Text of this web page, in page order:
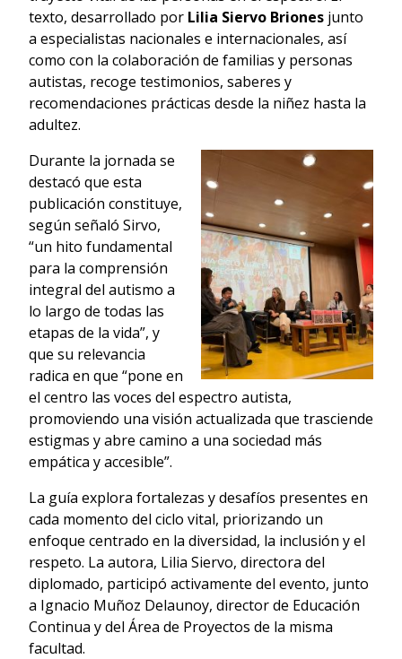
texto, desarrollado por Lilia Siervo Briones junto
a especialistas nacionales e internacionales, así
como con la colaboración de familias y personas
autistas, recoge testimonios, saberes y
recomendaciones prácticas desde la niñez hasta la
adultez.
Durante la jornada se
destacó que esta
publicación constituye,
según señaló Sirvo,
“un hito fundamental
para la comprensión
integral del autismo a
lo largo de todas las
etapas de la vida”, y
que su relevancia
radica en que “pone en
el centro las voces del espectro autista,
promoviendo una visión actualizada que trasciende
estigmas y abre camino a una sociedad más
empática y accesible”.
La guía explora fortalezas y desafíos presentes en
cada momento del ciclo vital, priorizando un
enfoque centrado en la diversidad, la inclusión y el
respeto. La autora, Lilia Siervo, directora del
diplomado, participó activamente del evento, junto
a Ignacio Muñoz Delaunoy, director de Educación
Continua y del Área de Proyectos de la misma
facultad.